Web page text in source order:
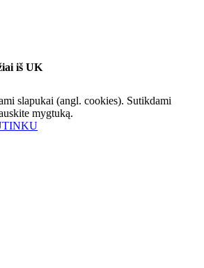
iš UK
slapukai (angl. cookies). Sutikdami
mygtuką.